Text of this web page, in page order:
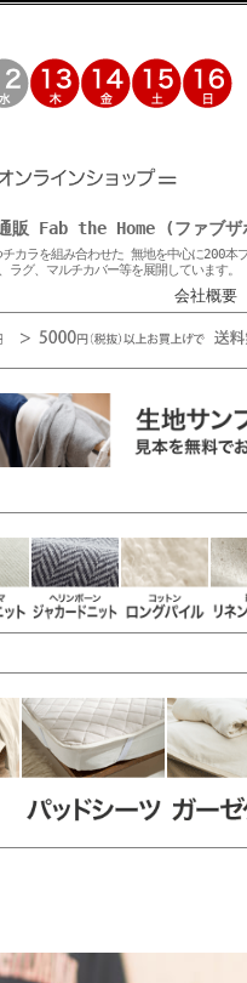
販 Fab the Home (ファブ
カラを組み合わせた 無地を中心に200
グ、マルチカバー等を展開しています。
会社概要